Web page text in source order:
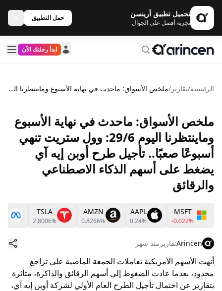
تحميل تطبيق أرينسن
تجربة أفضل على الجوال
حمل التطبيق
ابدأ رحلتك الآن
الرئيسية/تقارير / ملخص الأسواق: ماحدث في نهاية الأسبوع وماينتظرنا اليوم 29/6: وول ستريت تنهي أسبوعًا صعبًا.. تأجيل طرح أوبن إيه آي يضغط على أسهم الذكاء الاصطناعي والرقائق
ملخص الأسواق: ماحدث في نهاية الأسبوع
وماينتظرنا اليوم 29/6: وول ستريت تنهي
أسبوعًا صعبًا.. تأجيل طرح أوبن إيه آي
يضغط على أسهم الذكاء الاصطناعي
والرقائق
MSFT
-0.022%
AAPL
0.24%
AMZN
0.8266%
TSLA
2.8006%
Arincenتقارير منذ شهر
أنهت الأسهم الأمريكية تعاملات الجمعة الماضية على تراجع
محدود، بعدما عادت الضغوط إلى أسهم الرقائق والذاكرة، متأثرة
بتقارير عن احتمال تأجيل الطرح العام الأولي لشركة أوبن إيه آي،